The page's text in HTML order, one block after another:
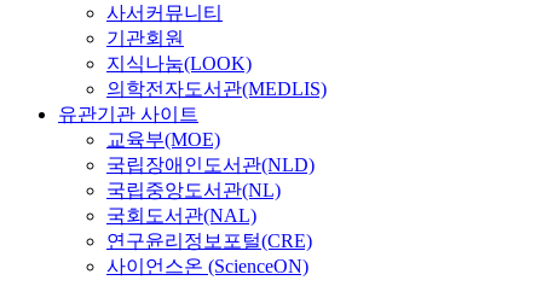
사서커뮤니티
기관회원
지식나눔(LOOK)
의학전자도서관(MEDLIS)
유관기관 사이트
교육부(MOE)
국립장애인도서관(NLD)
국립중앙도서관(NL)
국회도서관(NAL)
연구윤리정보포털(CRE)
사이언스온 (ScienceON)